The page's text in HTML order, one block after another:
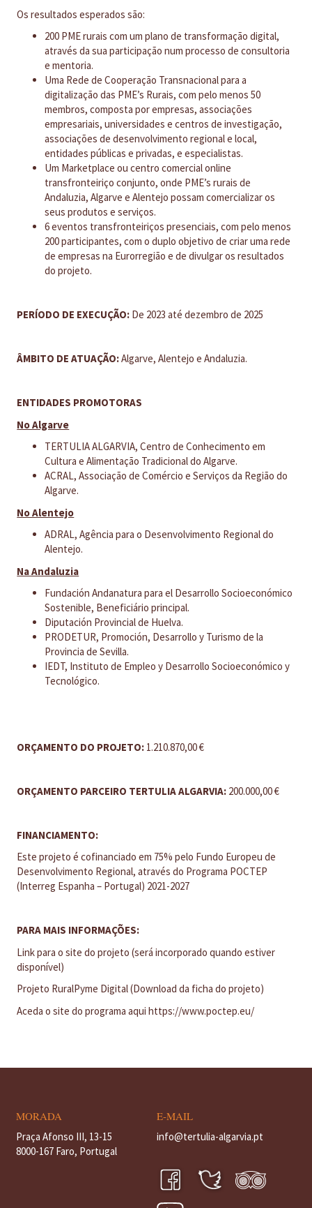
Os resultados esperados são:
200 PME rurais com um plano de transformação digital,
através da sua participação num processo de consultoria
e mentoria.
Uma Rede de Cooperação Transnacional para a
digitalização das PME’s Rurais, com pelo menos 50
membros, composta por empresas, associações
empresariais, universidades e centros de investigação,
associações de desenvolvimento regional e local,
entidades públicas e privadas, e especialistas.
Um Marketplace ou centro comercial online
transfronteiriço conjunto, onde PME’s rurais de
Andaluzia, Algarve e Alentejo possam comercializar os
seus produtos e serviços.
6 eventos transfronteiriços presenciais, com pelo menos
200 participantes, com o duplo objetivo de criar uma rede
de empresas na Eurorregião e de divulgar os resultados
do projeto.
PERÍODO DE EXECUÇÃO: De 2023 até dezembro de 2025
ÂMBITO DE ATUAÇÃO:Algarve, Alentejo e Andaluzia.
ENTIDADES PROMOTORAS
No Algarve
TERTULIA ALGARVIA, Centro de Conhecimento em
Cultura e Alimentação Tradicional do Algarve.
ACRAL, Associação de Comércio e Serviços da Região do
Algarve.
No Alentejo
ADRAL, Agência para o Desenvolvimento Regional do
Alentejo.
Na Andaluzia
Fundación Andanatura para el Desarrollo Socioeconómico
Sostenible, Beneficiário principal.
Diputación Provincial de Huelva.
PRODETUR, Promoción, Desarrollo y Turismo de la
Provincia de Sevilla.
IEDT, Instituto de Empleo y Desarrollo Socioeconómico y
Tecnológico.
ORÇAMENTO DO PROJETO: 1.210.870,00 €
ORÇAMENTO PARCEIRO TERTULIA ALGARVIA: 200.000,00 €
FINANCIAMENTO:
Este projeto é cofinanciado em 75% pelo Fundo Europeu de
Desenvolvimento Regional, através do Programa POCTEP
(Interreg Espanha – Portugal) 2021-2027
PARA MAIS INFORMAÇÕES:
Link para o site do projeto (será incorporado quando estiver
disponível)
Projeto RuralPyme Digital (Download da ficha do projeto)
Aceda o site do programa aquihttps://www.poctep.eu/
MORADA
Praça Afonso III, 13-15
8000-167 Faro, Portugal
E-MAIL
info@tertulia-algarvia.pt